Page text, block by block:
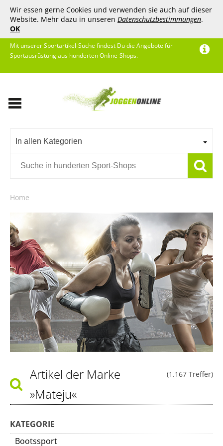
Wir essen gerne Cookies und verwenden sie auch auf dieser
Website. Mehr dazu in unseren Datenschutzbestimmungen.
OK
Mit unserer Sportartikel-Suche findest Du die Angebote für
Sportausrüstung aus hunderten Online-Shops.
In allen Kategorien
Home
(1.167 Treffer)
Artikel der Marke
»Mateju«
KATEGORIE
Bootssport